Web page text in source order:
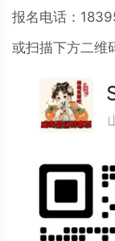
报名电话：
或扫描下方二维